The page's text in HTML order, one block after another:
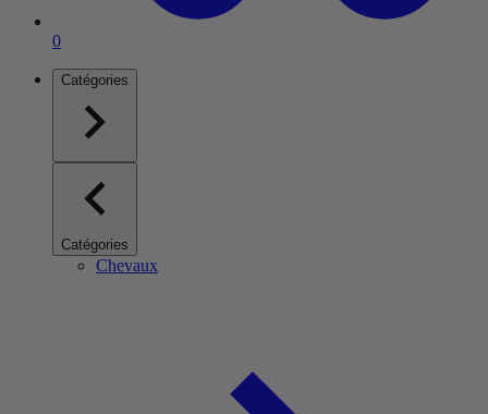
0Article dans le panier
Catégories
Catégories
Chevaux